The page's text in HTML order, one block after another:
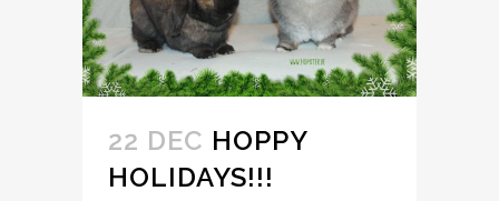
22 DEC HOPPY
HOLIDAYS!!!